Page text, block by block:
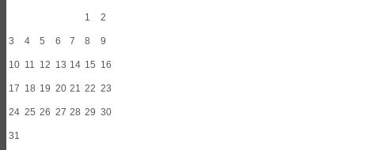
1 2
3 4 5 6 7 8 9
10 11 12 13 14 15 16
17 18 19 20 21 22 23
24 25 26 27 28 29 30
31